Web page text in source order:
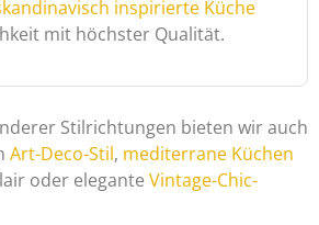
inspirierte Küche
mit höchster Qualität.
Stilrichtungen bieten wir auch
Art-Deco-Stil, mediterrane Küchen
oder elegante Vintage-Chic-